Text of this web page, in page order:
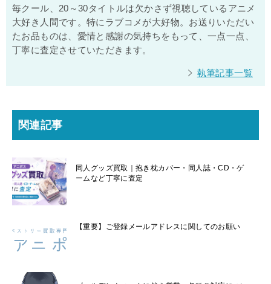
毎クール、20～30タイトルは欠かさず視聴しているアニメ
大好き人間です。特にラブコメが大好物。お送りいただい
たお品ものは、愛情と感謝の気持ちをもって、一点一点、
丁寧に査定させていただきます。
執筆記事一覧
関連記事
同人グッズ買取｜抱き枕カバー・同人誌・CD・ゲ
ームなど丁寧に査定
【重要】ご登録メールアドレスに関してのお願い